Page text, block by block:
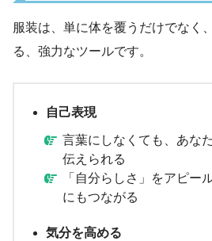
服装は、単に体を覆うだけでなく
る、強力なツールです。
自己表現
言葉にしなくても、あな
伝えられる
「自分らしさ」をアピー
にもつながる
気分を高める